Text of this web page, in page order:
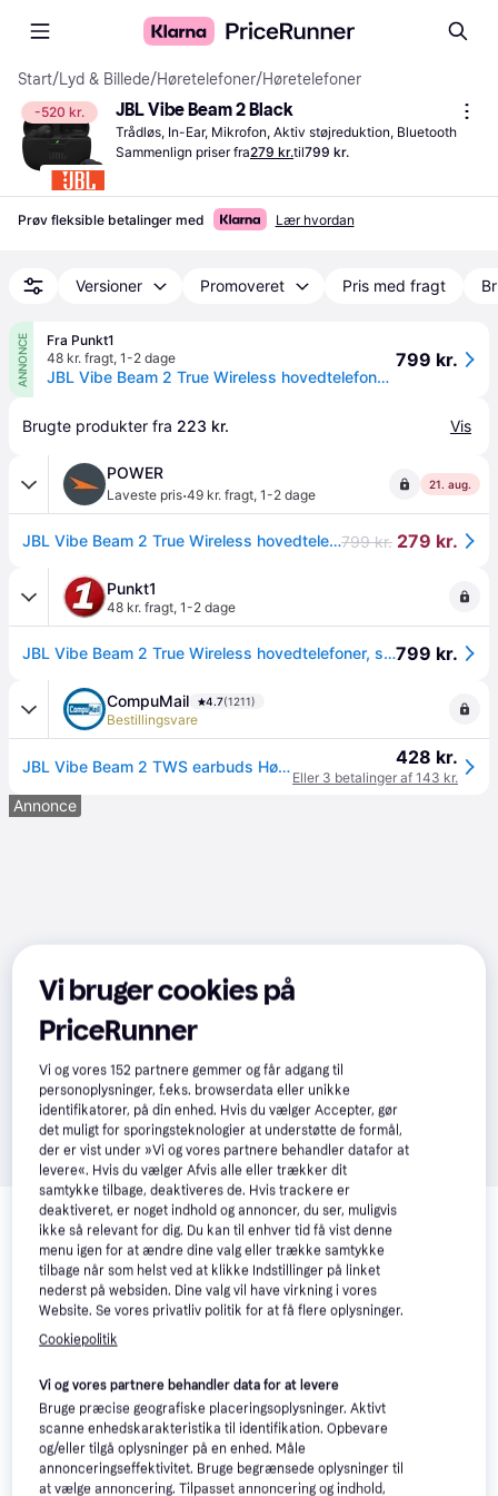
Start/Lyd & Billede/Høretelefoner/Høretelefoner
-520 kr. JBL Vibe Beam 2 Black
Trådløs, In-Ear, Mikrofon, Aktiv støjreduktion, Bluetooth
Sammenlign priser fra279 kr.til799 kr.
Prøv fleksible betalinger med Lær hvordan
Versioner Promoveret Pris med fragt
ANNONCE
Fra Punkt1
48 kr. fragt, 1-2 dage
JBL Vibe Beam 2 True Wireless hovedtelefoner, sort.
799 kr.
Brugte produkter fra 223 kr. Vis
POWER
Laveste pris·49 kr. fragt, 1-2 dage
21. aug.
JBL Vibe Beam 2 True Wireless hovedtelefoner, sort.799 kr. 279 kr.
Punkt1
48 kr. fragt, 1-2 dage
JBL Vibe Beam 2 True Wireless hovedtelefoner, sort.799 kr.
CompuMail 4.7(1211)
Bestillingsvare
JBL Vibe Beam 2 TWS earbuds Høretelefoner Sort --> På fjernlager, levevering hos dig 18-08-2026 428 kr.
Eller 3 betalinger af 143 kr.
Annonce
Relaterede produkter
Se vores forslag til andre produkter, der matcher dine
interesser. Vis alle
Trender
JBL Tune Beam
3.9
Vi bruger cookies på
PriceRunner
Vi og vores152 partnere gemmer og får adgang til
personoplysninger, f.eks. browserdata eller unikke
identifikatorer, på din enhed. Hvis du vælger Accepter, gør
det muligt for sporingsteknologier at understøtte de formål,
der er vist under »Vi og vores partnere behandler datafor at
levere«. Hvis du vælger Afvis alle eller trækker dit
samtykke tilbage, deaktiveres de. Hvis trackere er
deaktiveret, er noget indhold og annoncer, du ser, muligvis
ikke så relevant for dig. Du kan til enhver tid få vist denne
menu igen for at ændre dine valg eller trække samtykke
tilbage når som helst ved at klikke Indstillinger på linket
nederst på websiden. Dine valg vil have virkning i vores
Website. Se vores privatliv politik for at få flere oplysninger.
Cookiepolitik
Vi og vores partnere behandler data for at levere
Bruge præcise geografiske placeringsoplysninger. Aktivt
scanne enhedskarakteristika til identifikation. Opbevare
og/eller tilgå oplysninger på en enhed. Måle
annonceringseffektivitet. Bruge begrænsede oplysninger til
at vælge annoncering. Tilpasset annoncering og indhold,